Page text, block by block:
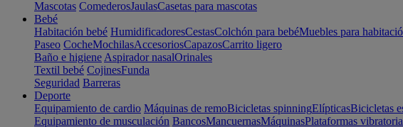
Mascotas ComederosJaulasCasetas para mascotas
Bebé
Habitación bebé HumidificadoresCestasColchón para bebéMuebles para
Paseo CocheMochilasAccesoriosCapazosCarrito ligero
Baño e higiene Aspirador nasalOrinales
Textil bebé CojinesFunda
Seguridad Barreras
Deporte
Equipamiento de cardio Máquinas de remoBicicletas spinningElípticasBicicletas
Equipamiento de musculación BancosMancuernasMáquinasPlataformas